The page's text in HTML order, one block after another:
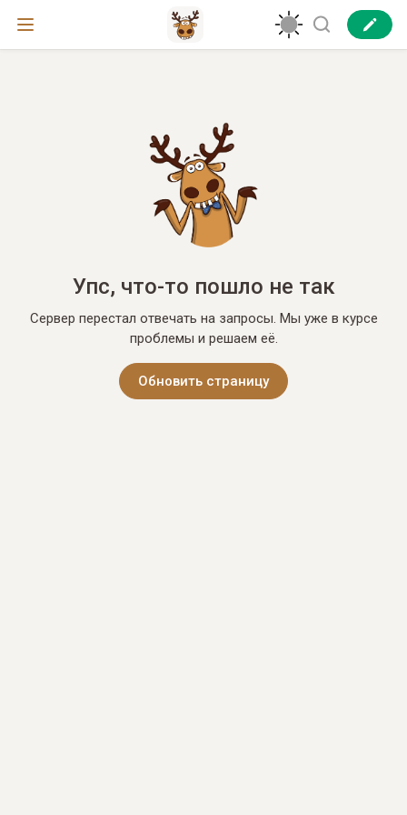
Упс, что-то пошло не так
Сервер перестал отвечать на запросы. Мы уже в курсе
проблемы и решаем её.
Обновить страницу